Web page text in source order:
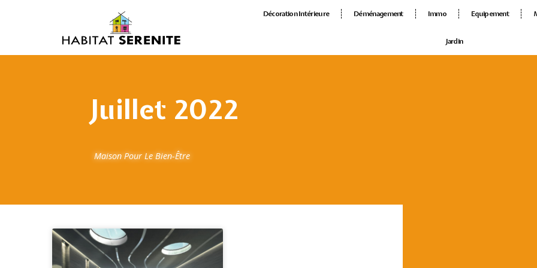
Décoration Intérieure Déménagement Immo Equipement
Jardin
Juillet 2022
Maison Pour Le Bien-Être